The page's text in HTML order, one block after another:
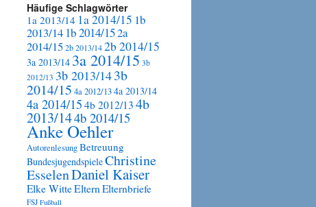
Häufige Schlagwörter
1a 2013/14 1a 2014/15 1b
2013/14 1b 2014/152a
2014/152b 2013/142b 2014/15
3a 2013/14 3a 2014/15 3b
2012/13 3b 2013/143b
2014/15 4a 2012/134a 2013/14
4a 2014/15 4b 2012/13 4b
2013/144b 2014/15
Anke Oehler
AutorenlesungBetreuung
BundesjugendspieleChristine
EsselenDaniel Kaiser
Elke WitteEltern Elternbriefe
FSJ Fußball